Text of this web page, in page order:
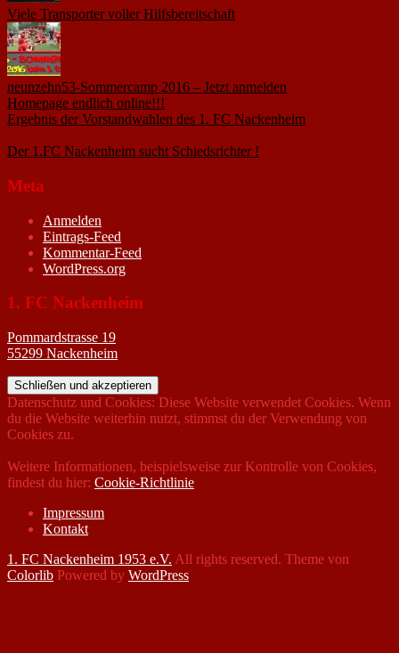
Viele Transporter voller Hilfsbereitschaft
neunzehn53-Sommercamp 2016 – Jetzt anmelden
Homepage endlich online!!!
Ergebnis der Vorstandwahlen des 1. FC Nackenheim
Der 1.FC Nackenheim sucht Schiedsrichter !
Meta
Anmelden
Eintrags-Feed
Kommentar-Feed
WordPress.org
1. FC Nackenheim
Pommardstrasse 19
55299 Nackenheim
Datenschutz und Cookies: Diese Website verwendet Cookies. Wenn
du die Website weiterhin nutzt, stimmst du der Verwendung von
Cookies zu.
Weitere Informationen, beispielsweise zur Kontrolle von Cookies,
findest du hier: Cookie-Richtlinie
Impressum
Kontakt
1. FC Nackenheim 1953 e.V. All rights reserved. Theme von
Colorlib Powered by WordPress